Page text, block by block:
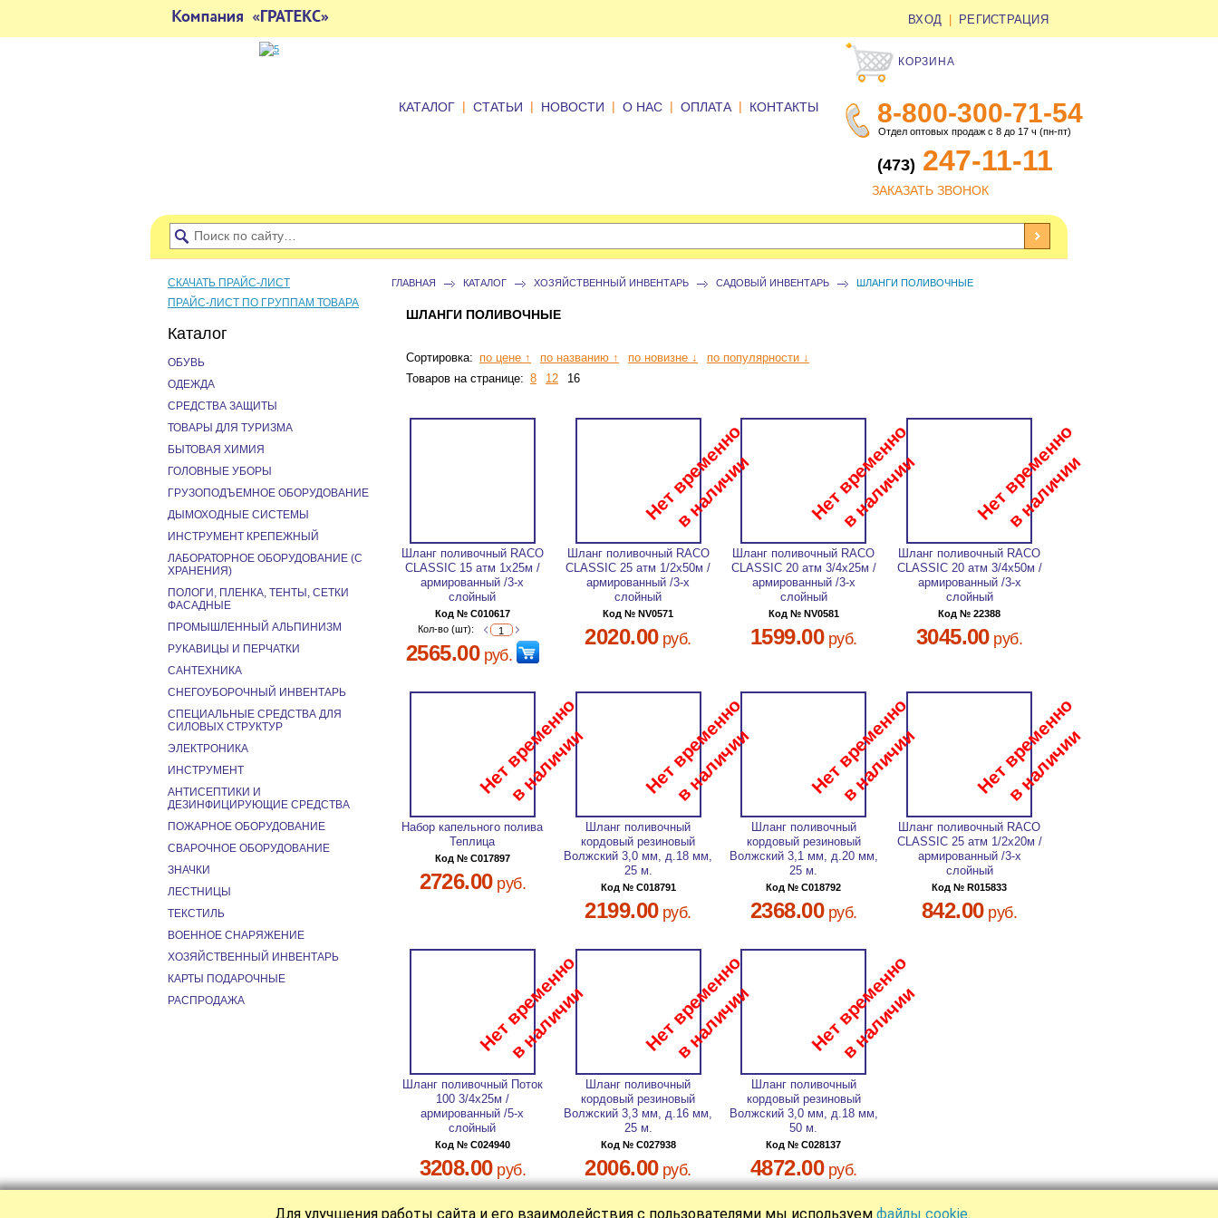
ВХОД РЕГИСТРАЦИЯ
КОРЗИНА
8-800-300-71-54
Отдел оптовых продаж с 8 до 17 ч (пн-пт)
(473) 247-11-11
ЗАКАЗАТЬ ЗВОНОК
КАТАЛОГ | СТАТЬИ | НОВОСТИ | О НАС | ОПЛАТА | КОНТАКТЫ
ГЛАВНАЯ КАТАЛОГ ХОЗЯЙСТВЕННЫЙ ИНВЕНТАРЬ САДОВЫЙ ИНВЕНТАРЬ ШЛАНГИ ПОЛИВОЧНЫЕ
ШЛАНГИ ПОЛИВОЧНЫЕ
Сортировка: по цене ↑ по названию ↑ по новизне ↓
по популярности ↓
Товаров на странице: 8 12 16
Шланг поливочный RACO
CLASSIC 15 атм 1х25м /
армированный /3-х
слойный
Код № C010617
Кол-во (шт):
2565.00руб.
Шланг поливочный RACO
CLASSIC 25 атм 1/2х50м /
армированный /3-х
слойный
Код № NV0571
2020.00руб.
Шланг поливочный RACO
CLASSIC 20 атм 3/4х25м /
армированный /3-х
слойный
Код № NV0581
1599.00руб.
Шланг поливочный RACO
CLASSIC 20 атм 3/4х50м /
армированный /3-х
слойный
Код № 22388
3045.00руб.
Набор капельного полива
Теплица
Код № C017897
2726.00руб.
Шланг поливочный
кордовый резиновый
Волжский 3,0 мм, д.18 мм,
25 м.
Код № C018791
2199.00руб.
Шланг поливочный
кордовый резиновый
Волжский 3,1 мм, д.20 мм,
25 м.
Код № C018792
2368.00руб.
Шланг поливочный RACO
CLASSIC 25 атм 1/2х20м /
армированный /3-х
слойный
Код № R015833
842.00руб.
Шланг поливочный Поток
100 3/4х25м /
армированный /5-х
слойный
Код № C024940
3208.00руб.
Шланг поливочный
кордовый резиновый
Волжский 3,3 мм, д.16 мм,
25 м.
Код № C027938
2006.00руб.
Шланг поливочный
кордовый резиновый
Волжский 3,0 мм, д.18 мм,
50 м.
Код № C028137
4872.00руб.
СКАЧАТЬ ПРАЙС-ЛИСТ
ПРАЙС-ЛИСТ ПО ГРУППАМ ТОВАРА
Каталог
ОБУВЬ
ОДЕЖДА
СРЕДСТВА ЗАЩИТЫ
ТОВАРЫ ДЛЯ ТУРИЗМА
БЫТОВАЯ ХИМИЯ
ГОЛОВНЫЕ УБОРЫ
ГРУЗОПОДЪЕМНОЕ ОБОРУДОВАНИЕ
ДЫМОХОДНЫЕ СИСТЕМЫ
ИНСТРУМЕНТ КРЕПЕЖНЫЙ
ЛАБОРАТОРНОЕ ОБОРУДОВАНИЕ (С
ХРАНЕНИЯ)
ПОЛОГИ, ПЛЕНКА, ТЕНТЫ, СЕТКИ
ФАСАДНЫЕ
ПРОМЫШЛЕННЫЙ АЛЬПИНИЗМ
РУКАВИЦЫ И ПЕРЧАТКИ
САНТЕХНИКА
СНЕГОУБОРОЧНЫЙ ИНВЕНТАРЬ
СПЕЦИАЛЬНЫЕ СРЕДСТВА ДЛЯ
СИЛОВЫХ СТРУКТУР
ЭЛЕКТРОНИКА
ИНСТРУМЕНТ
АНТИСЕПТИКИ И
ДЕЗИНФИЦИРУЮЩИЕ СРЕДСТВА
ПОЖАРНОЕ ОБОРУДОВАНИЕ
СВАРОЧНОЕ ОБОРУДОВАНИЕ
ЗНАЧКИ
ЛЕСТНИЦЫ
ТЕКСТИЛЬ
ВОЕННОЕ СНАРЯЖЕНИЕ
ХОЗЯЙСТВЕННЫЙ ИНВЕНТАРЬ
КАРТЫ ПОДАРОЧНЫЕ
РАСПРОДАЖА
Для улучшения работы сайта и его взаимодействия с пользователями мы используем файлы cookie.